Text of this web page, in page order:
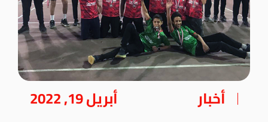
أخبار أبريل 19, 2022